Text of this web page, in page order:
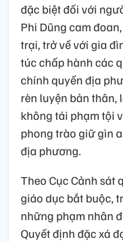
đặc biệt đối với
Phi Dũng cam
trại, trở về với gia
túc chấp hành các
chính quyền địa
rèn luyện bản thân,
không tái phạm tội
phong trào giữ gìn
địa phương.
Theo Cục Cảnh sát
giáo dục bắt buộc,
những phạm nhân
Quyết định đặc xá